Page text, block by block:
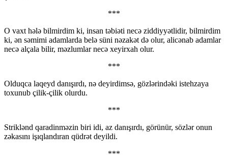
***
O vaxt hələ bilmirdim ki, insan təbiəti necə ziddiyyətlidir, bilmirdim
ki, ən səmimi adamlarda belə süni nəzakət də olur, alicənab adamlar
necə alçala bilir, məzlumlar necə xeyirxah olur.
***
Olduqca laqeyd danışırdı, nə deyirdimsə, gözlərindəki istehzaya
toxunub çilik-çilik olurdu.
***
Striklənd qaradinməzin biri idi, az danışırdı, görünür, sözlər onun
zəkasını işıqlandıran qüdrət deyildi.
***